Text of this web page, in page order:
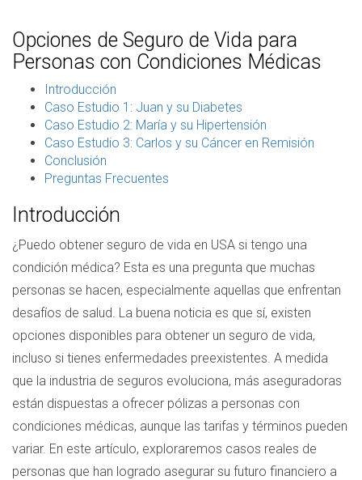
Opciones de Seguro de Vida para
Personas con Condiciones Médicas
Introducción
Caso Estudio 1: Juan y su Diabetes
Caso Estudio 2: María y su Hipertensión
Caso Estudio 3: Carlos y su Cáncer en Remisión
Conclusión
Preguntas Frecuentes
Introducción
¿Puedo obtener seguro de vida en USA si tengo una
condición médica? Esta es una pregunta que muchas
personas se hacen, especialmente aquellas que enfrentan
desafíos de salud. La buena noticia es que sí, existen
opciones disponibles para obtener un seguro de vida,
incluso si tienes enfermedades preexistentes. A medida
que la industria de seguros evoluciona, más aseguradoras
están dispuestas a ofrecer pólizas a personas con
condiciones médicas, aunque las tarifas y términos pueden
variar. En este artículo, exploraremos casos reales de
personas que han logrado asegurar su futuro financiero a